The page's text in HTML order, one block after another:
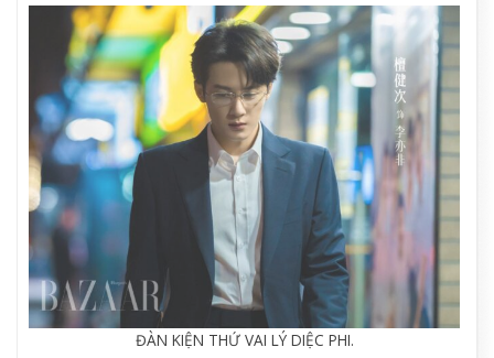
ĐÀN KIỆN THỨ VAI LÝ DIỆC PHI.